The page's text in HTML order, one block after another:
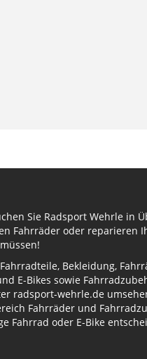
Sie Radsport Wehrle in
Fahrräder oder reparieren
Bekleidung,
E-Bikes sowie
radsport-wehrle.de
Fahrräder und
Fahrrad oder E-Bike